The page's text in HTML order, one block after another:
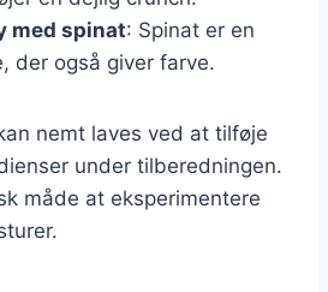
med spinat: Spinat er en
der også giver farve.
nemt laves ved at tilføje
under tilberedningen.
måde at eksperimentere